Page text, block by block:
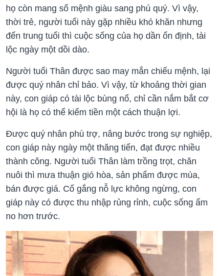
họ còn mang số mệnh giàu sang phú quý. Vì vậy,
thời trẻ, người tuổi này gặp nhiều khó khăn nhưng
đến trung tuổi thì cuộc sống của họ dần ổn định, tài
lộc ngày một dồi dào.
Người tuổi Thân được sao may mắn chiếu mệnh, lại
được quý nhân chỉ bảo. Vì vậy, từ khoảng thời gian
này, con giáp có tài lộc bùng nổ, chỉ cần nắm bắt cơ
hội là họ có thể kiếm tiền một cách thuận lợi.
Được quý nhân phù trợ, nâng bước trong sự nghiệp,
con giáp này ngày một thăng tiến, đạt được nhiều
thành công. Người tuổi Thân làm trồng trọt, chăn
nuôi thì mưa thuận gió hòa, sản phẩm được mùa,
bán được giá. Cố gắng nỗ lực không ngừng, con
giáp này có được thu nhập rủng rỉnh, cuộc sống ấm
no hơn trước.